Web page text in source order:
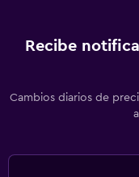
Recibe
Cambios diarios de